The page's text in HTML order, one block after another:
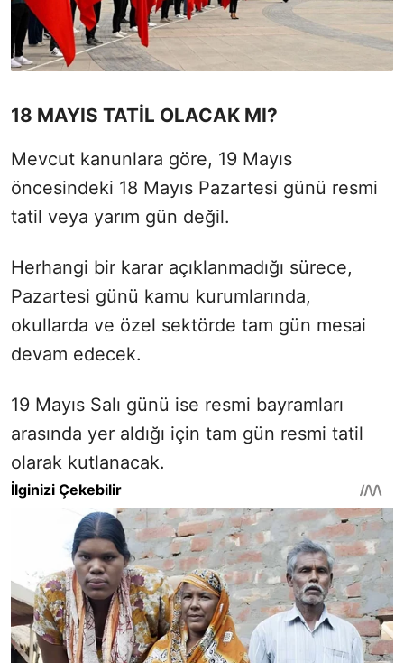
18 MAYIS TATİL OLACAK MI?
Mevcut kanunlara göre, 19 Mayıs
öncesindeki 18 Mayıs Pazartesi günü resmi
tatil veya yarım gün değil.
Herhangi bir karar açıklanmadığı sürece,
Pazartesi günü kamu kurumlarında,
okullarda ve özel sektörde tam gün mesai
devam edecek.
19 Mayıs Salı günü ise resmi bayramları
arasında yer aldığı için tam gün resmi tatil
olarak kutlanacak.